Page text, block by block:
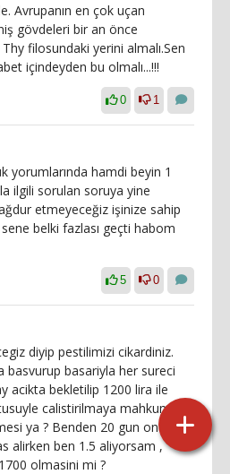
Avrupanın en çok uçan
gövdeleri bir an önce
filosundaki yerini almalı.Sen
içindeyden bu olmalı...!!!
0 1
yorumlarında hamdi beyin 1
ilgili sorulan soruya yine
etmeyeceğiz işinize sahip
sene belki fazlası geçti habom
5 0
diyip pestilimizi cikardiniz.
basvurup basariyla her sureci
acikta bekletilip 1200 lira ile
calistirilmaya mahkum
ya ? Benden 20 gun onceki
alirken ben 1.5 aliyorsam ,
olmasini mi ?